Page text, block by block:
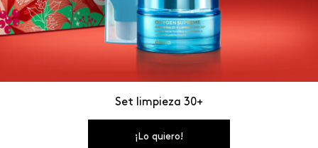
Set limpieza 30+
¡Lo quiero!